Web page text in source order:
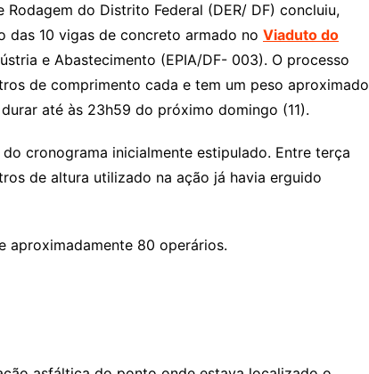
do Distrito Federal (DER/ DF) concluiu,
das 10 vigas de concreto armado no Viaduto do
e Abastecimento (EPIA/DF- 003). O processo
de comprimento cada e tem um peso aproximado
até às 23h59 do próximo domingo (11).
cronograma inicialmente estipulado. Entre terça
de altura utilizado na ação já havia erguido
aproximadamente 80 operários.